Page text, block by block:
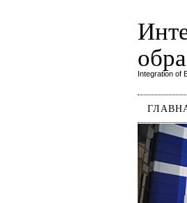
Integration of